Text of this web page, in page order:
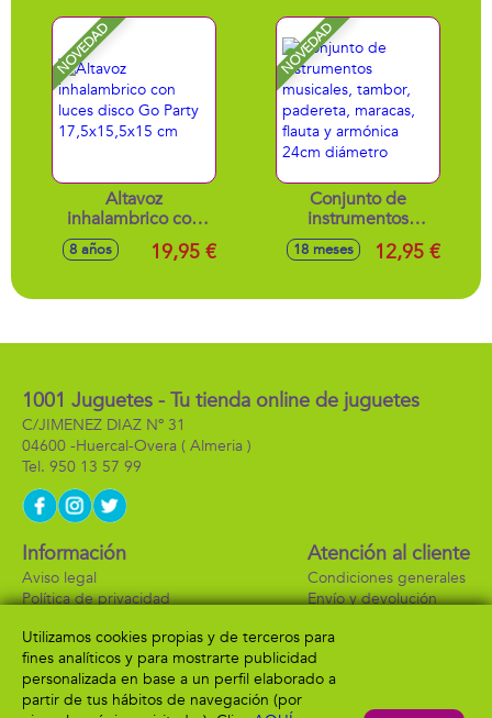
NOVEDAD
Altavoz
inhalambrico con
luces disco Go
Party 17,5x15,5x15
8 años 19,95 €
NOVEDAD
Conjunto de
instrumentos
musicales, tambor,
padereta, maracas,
24cm diámetro
18 meses 12,95 €
1001 Juguetes - Tu tienda online de juguetes
C/JIMENEZ DIAZ Nº 31
04600 -Huercal-Overa ( Almeria )
950 13 57 99
Información
Aviso legal
Política de privacidad
Atención al cliente
Condiciones generales
Envío y devolución
Formas de pago
Utilizamos cookies propias y de terceros para
fines analíticos y para mostrarte publicidad
personalizada en base a un perfil elaborado a
partir de tus hábitos de navegación (por